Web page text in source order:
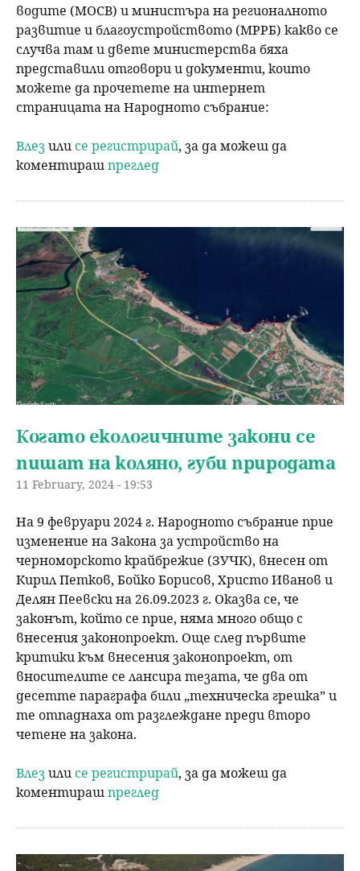
водите (МОСВ) и министъра на регионалното
развитие и благоустройството (МРРБ) какво се
случва там и двете министерства бяха
представили отговори и документи, които
можете да прочетете на интернет
страницата на Народното събрание:
Влезили се регистрирай, за да можеш да
коментирашпреглед
Когато екологичните закони се
пишат на коляно, губи природата
11 February, 2024 - 19:53
На 9 февруари 2024 г. Народното събрание прие
изменение на Закона за устройство на
черноморското крайбрежие (ЗУЧК), внесен от
Кирил Петков, Бойко Борисов, Христо Иванов и
Делян Пеевски на 26.09.2023 г. Оказва се, че
законът, който се прие, няма много общо с
внесения законопроект. Още след първите
критики към внесения законопроект, от
вносителите се лансира тезата, че два от
десетте параграфа били „техническа грешка” и
те отпаднаха от разглеждане преди второ
четене на закона.
Влезили се регистрирай, за да можеш да
коментирашпреглед